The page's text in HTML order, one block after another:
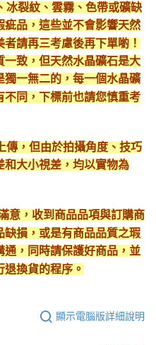
冰裂紋、雲霧、色帶或礦缺
品，這些並不會影響天然
請再三考慮後再下單喲！
致，但天然水晶礦石是大
獨一無二的，每一個水晶礦
同，下標前也請您慎重考
傳，但由於拍攝角度、技巧
和大小視差，均以實物為
意，收到商品品項與訂購商
缺損，或是有商品品質之瑕
，同時請保護好商品，並
換貨的程序。
顯示電腦版詳細說明